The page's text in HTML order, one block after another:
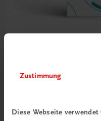
Zustimmung
Diese Webseite verwendet
HF/HLT
€ 0,00